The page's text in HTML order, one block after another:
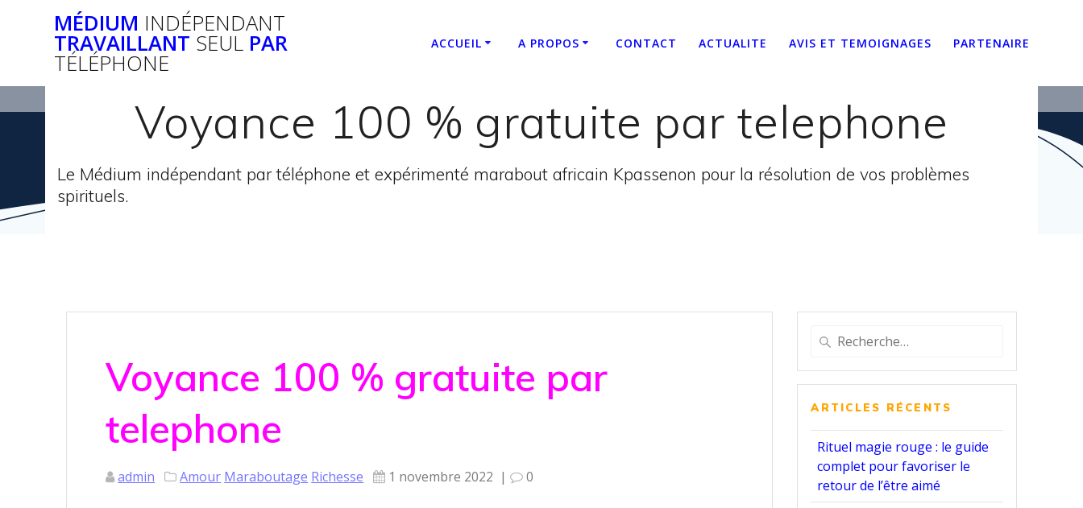
MÉDIUM INDÉPENDANT
TRAVAILLANT SEUL PAR
TÉLÉPHONE
ACCUEIL A PROPOS CONTACT ACTUALITE AVIS ET TEMOIGNAGES PARTENAIRE
Voyance 100 % gratuite par telephone
Le Médium indépendant par téléphone et expérimenté marabout africain Kpassenon pour la résolution de vos problèmes
spirituels.
Voyance 100 % gratuite par
telephone
admin Amour Maraboutage Richesse 1 novembre 2022 | 0
Recherche
pour
:
ARTICLES RÉCENTS
Rituel magie rouge : le guide
complet pour favoriser le
retour de l’être aimé